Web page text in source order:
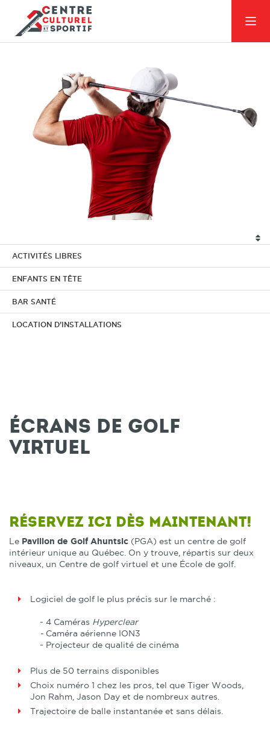
ACTIVITÉS LIBRES
ENFANTS EN TÊTE
BAR SANTÉ
LOCATION D’INSTALLATIONS
Écrans de golf
virtuel
Réservez ici dès maintenant!
Le Pavillon de Golf Ahuntsic (PGA) est un centre de golf
intérieur unique au Québec. On y trouve, répartis sur deux
niveaux, un Centre de golf virtuel et une École de golf.
Logiciel de golf le plus précis sur le marché :
- 4 Caméras Hyperclear
- Caméra aérienne ION3
- Projecteur de qualité de cinéma
Plus de 50 terrains disponibles
Choix numéro 1 chez les pros, tel que Tiger Woods,
Jon Rahm, Jason Day et de nombreux autres.
Trajectoire de balle instantanée et sans délais.